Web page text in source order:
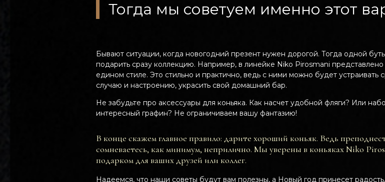
Тогда мы советуем именно этот
Бывают ситуации, когда новогодний презент нужен дорогой. Тогда одной
подарить сразу коллекцию. Например, в линейке Niko Pirosmani
едином стиле. Это стильно и практично, ведь с ними можно будет устраивать
случаю и настроению, украсить свой домашний бар.
Не забудьте про аксессуары для коньяка. Как насчет удобной фляги? Или
интересный графин? Не ограничиваем вашу фантазию!
В конце скажем главное правило: дарите хороший коньяк. Ведь
сомневаетесь, как минимум, неприлично. Мы уверены в коньяках Niko
подарком для ваших друзей или коллег.
Надеемся, что наши советы будут вам полезны, а Новый год принесет